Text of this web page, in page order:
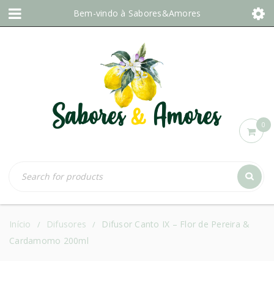
Bem-vindo à Sabores&Amores
0
Início / Difusores /
Difusor Canto IX – Flor de Pereira &
Cardamomo 200ml